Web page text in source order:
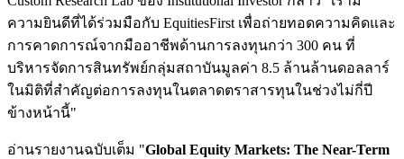
ความยินดีที่ได้ร่วมมือกับ EquitiesFirst เพื่อถ่ายทอดความคิดและ
การคาดการณ์จากมืออาชีพด้านการลงทุนกว่า 300 คน ที่
บริหารจัดการสินทรัพย์กลุ่มสถาบันมูลค่า 8.5 ล้านล้านดอลลาร์
ในมิติที่สำคัญต่อการลงทุนในตลาดตราสารทุนในช่วงไม่กี่ปี
ข้างหน้านี้"
อ่านรายงานฉบับเต็ม "Global Equity Markets: The Near-Term